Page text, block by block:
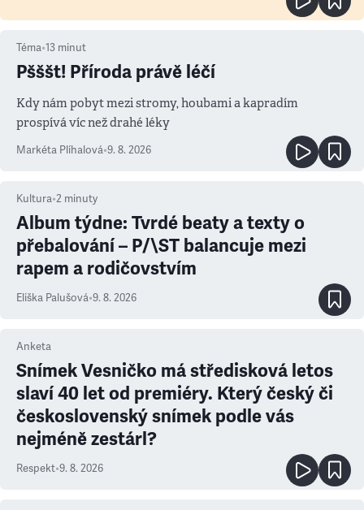
Téma•13 minut
Pšššt! Příroda právě léčí
Kdy nám pobyt mezi stromy, houbami a kapradím
prospívá víc než drahé léky
Markéta Plíhalová•9. 8. 2026
Kultura•2 minuty
Album týdne: Tvrdé beaty a texty o
přebalování – P/\ST balancuje mezi
rapem a rodičovstvím
Eliška Palušová•9. 8. 2026
Anketa
Snímek Vesničko má středisková letos
slaví 40 let od premiéry. Který český či
československý snímek podle vás
nejméně zestárl?
Respekt•9. 8. 2026